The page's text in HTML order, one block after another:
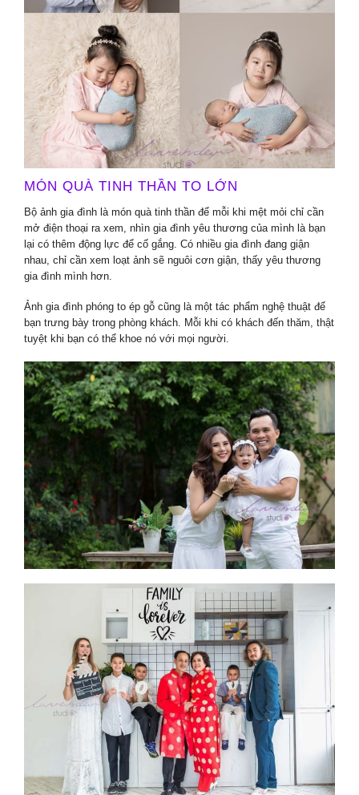
MÓN QUÀ TINH THẦN TO LỚN
Bộ ảnh gia đình là món quà tinh thần để mỗi khi mệt mỏi chỉ cần
mở điện thoại ra xem, nhìn gia đình yêu thương của mình là bạn
lại có thêm động lực để cố gắng. Có nhiều gia đình đang giận
nhau, chỉ cần xem loạt ảnh sẽ nguôi cơn giận, thấy yêu thương
gia đình mình hơn.
Ảnh gia đình phóng to ép gỗ cũng là một tác phẩm nghệ thuật để
bạn trưng bày trong phòng khách. Mỗi khi có khách đến thăm, thật
tuyệt khi bạn có thể khoe nó với mọi người.